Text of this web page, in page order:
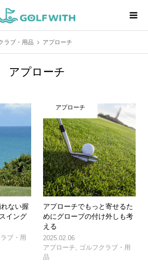
ラブ・用品 アプローチ
アプローチ
ない握
イング
ブ・用
アプローチ
アプローチでもっと寄せるた
めにグローブの付け外しも考
える
2025.02.06
アプローチ
ゴルフクラブ・用
品